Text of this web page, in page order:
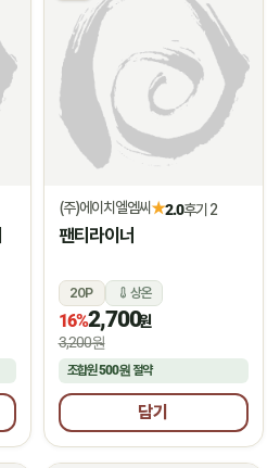
(주)에이치엘엠씨★2.0후기 2
팬티라이너
20P 상온
16%2,700원
3,200원
조합원500원절약
담기